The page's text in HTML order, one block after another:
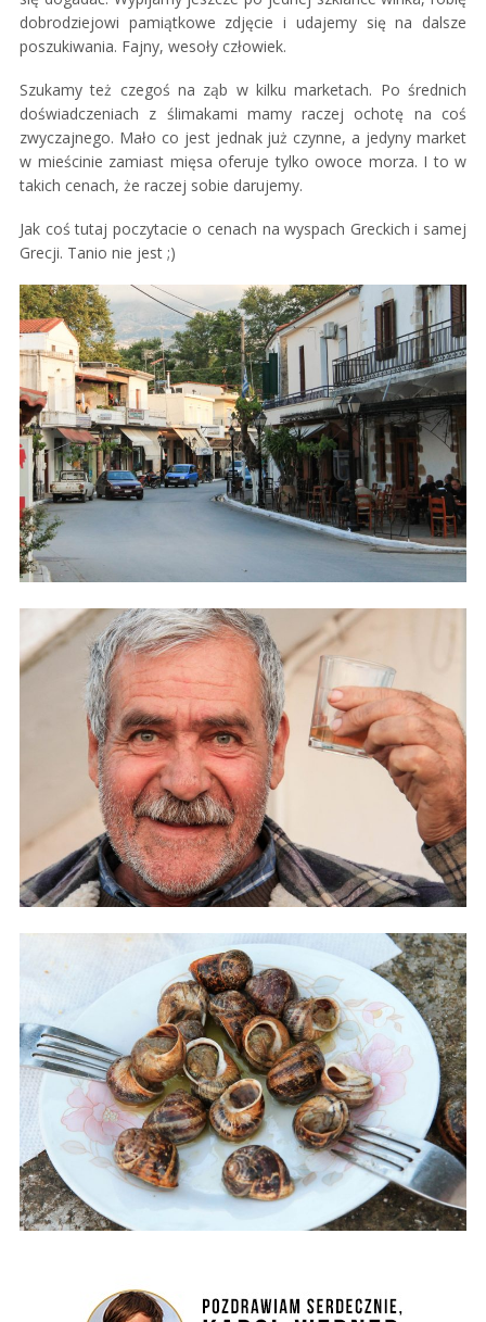
dobrodziejowi pamiątkowe zdjęcie i udajemy się na dalsze
poszukiwania. Fajny, wesoły człowiek.
Szukamy też czegoś na ząb w kilku marketach. Po średnich
doświadczeniach z ślimakami mamy raczej ochotę na coś
zwyczajnego. Mało co jest jednak już czynne, a jedyny market
w mieścinie zamiast mięsa oferuje tylko owoce morza. I to w
takich cenach, że raczej sobie darujemy.
Jak coś tutaj poczytacie o cenach na wyspach Greckich i samej
Grecji. Tanio nie jest ;)